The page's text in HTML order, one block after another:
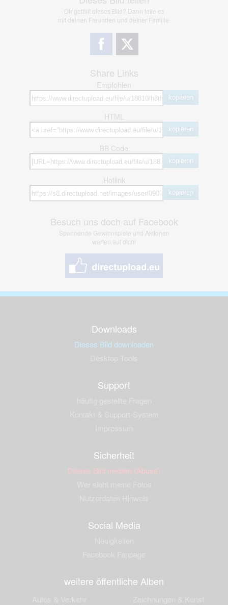
Dir gefällt dieses Bild? Dann teile es
mit deinen Freunden und deiner Familie.
Share Links
Empfohlen
kopieren
HTML
kopieren
BB Code
kopieren
Hotlink
kopieren
Besuch uns doch auf Facebook
Spannende Gewinnspiele und Aktionen
warten auf dich!
Downloads
Dieses Bild downloaden
Support
Sicherheit
Dieses Bild melden (Abuse)
Social Media
weitere öffentliche Alben